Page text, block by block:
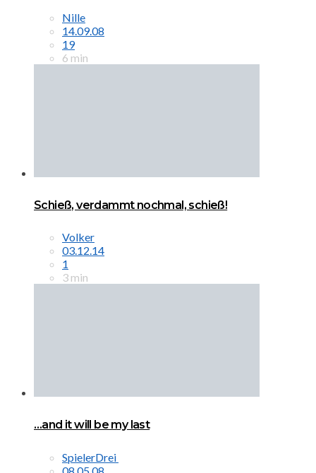
Nille
14.09.08
19
6 min
Schieß, verdammt nochmal, schieß!
Volker
03.12.14
1
3 min
…and it will be my last
SpielerDrei
08.05.08